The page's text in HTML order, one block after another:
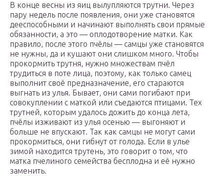
В конце весны из яиц вылупляются трутни. Через
пару недель после появления, они уже становятся
дееспособными и начинают выполнять свои прямые
обязанности, а это — оплодотворение матки. Как
правило, после этого пчёлы — самцы уже становятся
не нужны, да и кушают они слишком много. Чтобы
прокормить трутня, нужно множествам пчёл
трудиться в поте лица, поэтому, как только самец
выполнит своё предназначение, его стараются
выгнать из улья. Бывает, они сами погибают при
совокуплении с маткой или съедаются птицами. Тех
трутней, которым удалось дожить до конца лета,
пчёлы изживают из улья осенью — выгоняют и
больше не впускают. Так как самцы не могут сами
прокормиться, они гибнут от голода. Если в улье
зимой находится трутень, это говорит о том, что
матка пчелиного семейства бесплодна и её нужно
заменить.